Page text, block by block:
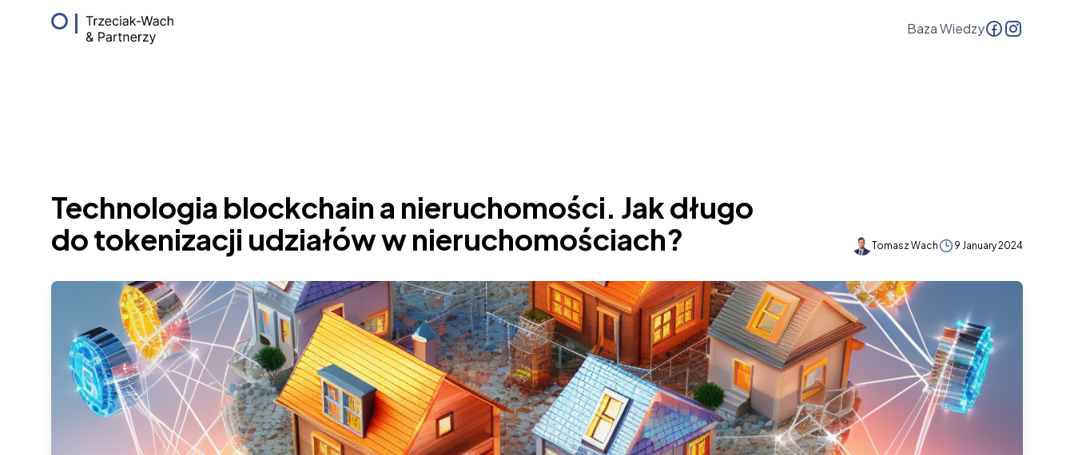
Prawo Mieszkaniowe Baza Wiedzy
Technologia blockchain a nieruchomości. Jak długo
do tokenizacji udziałów w nieruchomościach?
Tomasz Wach 9 January 2024